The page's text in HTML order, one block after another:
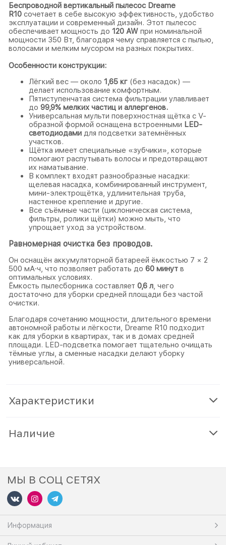
Беспроводной вертикальный пылесос Dreame
R10 сочетает в себе высокую эффективность, удобство
эксплуатации и современный дизайн. Этот пылесос
обеспечивает мощность до 120 AW при номинальной
мощности 350 Вт, благодаря чему справляется с пылью,
волосами и мелким мусором на разных покрытиях.
Особенности конструкции:
Лёгкий вес — около 1,65 кг (без насадок) —
делает использование комфортным.
Пятиступенчатая система фильтрации улавливает
до 99,9% мелких частиц и аллергенов.
Универсальная мульти поверхностная щётка с V-
образной формой оснащена встроенными LED-
светодиодами для подсветки затемнённых
участков.
Щётка имеет специальные «зубчики», которые
помогают распутывать волосы и предотвращают
их наматывание.
В комплект входят разнообразные насадки:
щелевая насадка, комбинированный инструмент,
мини-электрощётка, удлинительная труба,
настенное крепление и другие.
Все съёмные части (циклоническая система,
фильтры, ролики щётки) можно мыть, что
упрощает уход за устройством.
Равномерная очистка без проводов.
Он оснащён аккумуляторной батареей ёмкостью 7 × 2
500 мА·ч, что позволяет работать до 60 минут в
оптимальных условиях.
Ёмкость пылесборника составляет 0,6 л, чего
достаточно для уборки средней площади без частой
очистки.
Благодаря сочетанию мощности, длительного времени
автономной работы и лёгкости, Dreame R10 подходит
как для уборки в квартирах, так и в домах средней
площади. LED-подсветка помогает тщательно очищать
тёмные углы, а сменные насадки делают уборку
универсальной.
Характеристики
Наличие
МЫ В СОЦ СЕТЯХ
Информация